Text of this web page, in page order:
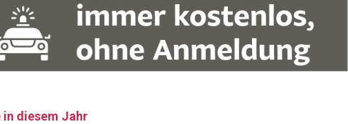
in diesem Jahr